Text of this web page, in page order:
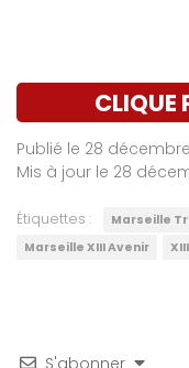
CLIQUE
Publié le 28 décembre
Mis à jour le 28
Étiquettes : Marseille
Marseille XIII Avenir
XIII
S'abonner